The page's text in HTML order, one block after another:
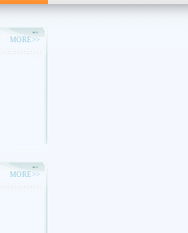
MORE>>
MORE>>